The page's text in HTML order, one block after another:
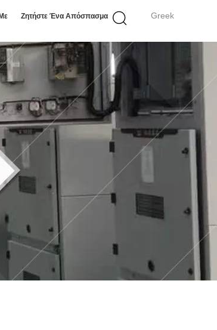
Greek
Ζητήστε Ένα Απόσπασμα